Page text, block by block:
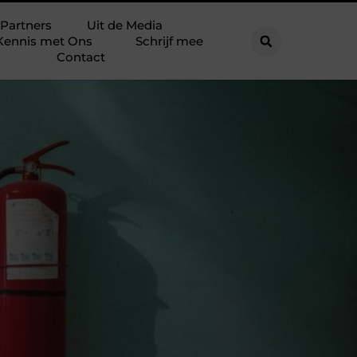
Partners
Uit de Media
met Ons
Schrijf mee
Contact